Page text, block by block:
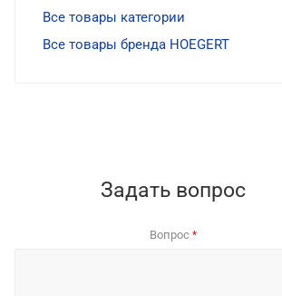
Все товары категории
Все товары бренда HOEGERT
Задать вопрос
Вопрос *